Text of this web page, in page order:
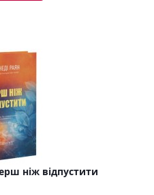
ніж відпустити